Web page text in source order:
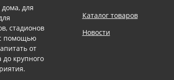
для
стадионов
помощью
от
до крупного
Каталог товаров
Новости